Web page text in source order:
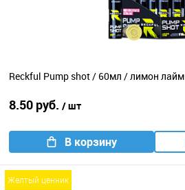
Reckful Pump shot / 60мл / лимон лайм
8.50 руб. / шт
В корзину
желтый ценник